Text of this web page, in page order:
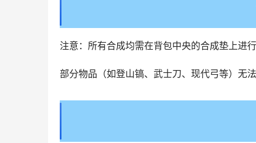
注意：所有合成均需在背包中央的合成垫上进
部分物品（如登山镐、武士刀、现代弓等）无